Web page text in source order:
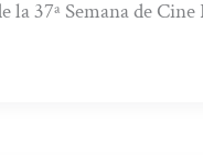
37ª Semana de